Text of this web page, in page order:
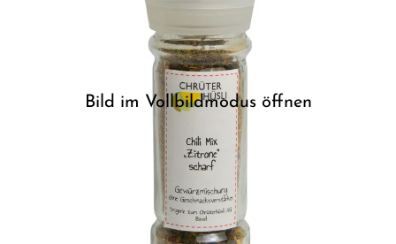
Bild im Vollbildmodus öffnen